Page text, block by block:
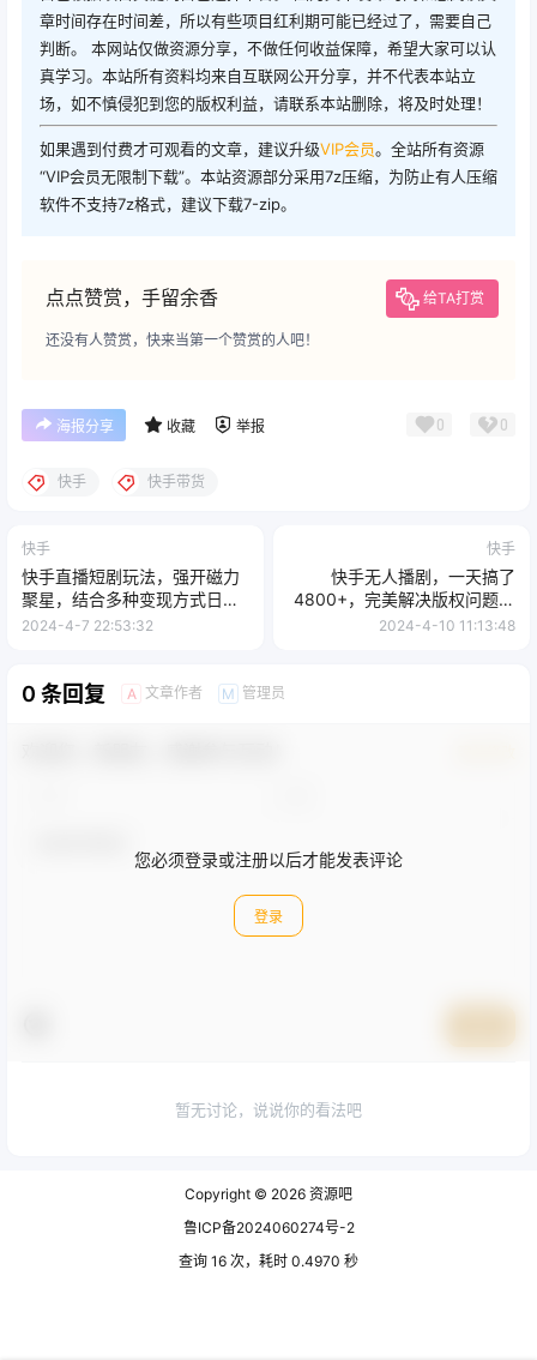
章时间存在时间差，所以有些项目红利期可能已经过了，需要自己
判断。 本网站仅做资源分享，不做任何收益保障，希望大家可以认
真学习。本站所有资料均来自互联网公开分享，并不代表本站立
场，如不慎侵犯到您的版权利益，请联系本站删除，将及时处理！
如果遇到付费才可观看的文章，建议升级VIP会员。全站所有资源
“VIP会员无限制下载”。本站资源部分采用7z压缩，为防止有人压缩
软件不支持7z格式，建议下载7-zip。
点点赞赏，手留余香 给TA打赏
还没有人赞赏，快来当第一个赞赏的人吧！
海报分享 收藏 举报 0 0
快手 快手带货
快手
快手直播短剧玩法，强开磁力
聚星，结合多种变现方式日入
600+
2024-4-7 22:53:32
快手
快手无人播剧，一天搞了
4800+，完美解决版权问题，
手机也能实现 24 小时躺
2024-4-10 11:13:48
0 条回复 A 文章作者 M 管理员
您必须登录或注册以后才能发表评论
登录
暂无讨论，说说你的看法吧
Copyright © 2026 资源吧
鲁ICP备2024060274号-2
查询 16 次，耗时 0.4970 秒